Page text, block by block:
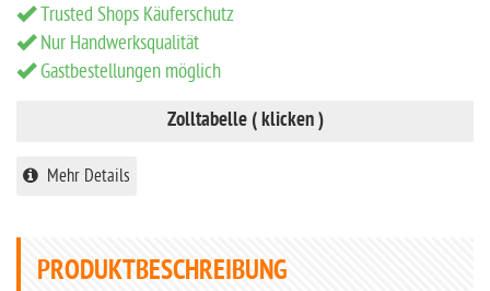
Trusted Shops Käuferschutz
Nur Handwerksqualität
Gastbestellungen möglich
Zolltabelle ( klicken )
Mehr Details
PRODUKTBESCHREIBUNG